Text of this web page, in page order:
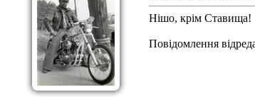
Нішо, крім Ставища!
Повідомлення